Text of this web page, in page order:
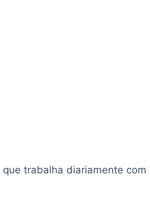
trabalha diariamente